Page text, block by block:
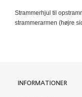
Strammerhjul til
strammerarmen (højre
INFORMATIONER